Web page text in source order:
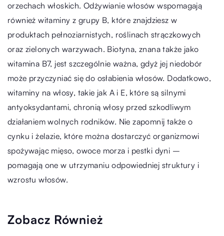
orzechach włoskich. Odżywianie włosów wspomagają
również witaminy z grupy B, które znajdziesz w
produktach pełnoziarnistych, roślinach strączkowych
oraz zielonych warzywach. Biotyna, znana także jako
witamina B7, jest szczególnie ważna, gdyż jej niedobór
może przyczyniać się do osłabienia włosów. Dodatkowo,
witaminy na włosy, takie jak A i E, które są silnymi
antyoksydantami, chronią włosy przed szkodliwym
działaniem wolnych rodników. Nie zapomnij także o
cynku i żelazie, które można dostarczyć organizmowi
spożywając mięso, owoce morza i pestki dyni –
pomagają one w utrzymaniu odpowiedniej struktury i
wzrostu włosów.
Zobacz Również